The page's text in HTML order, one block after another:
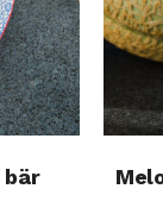
bär